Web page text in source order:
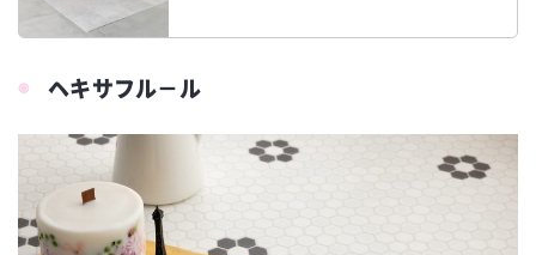
ヘキサフル－ル